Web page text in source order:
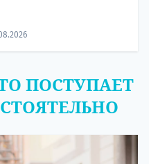
ПОСТУПАЕТ